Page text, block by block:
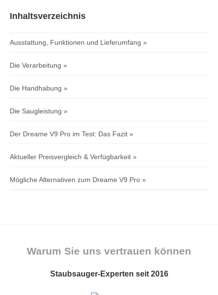
Inhaltsverzeichnis
Ausstattung, Funktionen und Lieferumfang
Die Verarbeitung
Die Handhabung
Die Saugleistung
Der Dreame V9 Pro im Test: Das Fazit
Aktueller Preisvergleich & Verfügbarkeit
Mögliche Alternativen zum Dreame V9 Pro
Warum Sie uns vertrauen können
Staubsauger-Experten seit 2016